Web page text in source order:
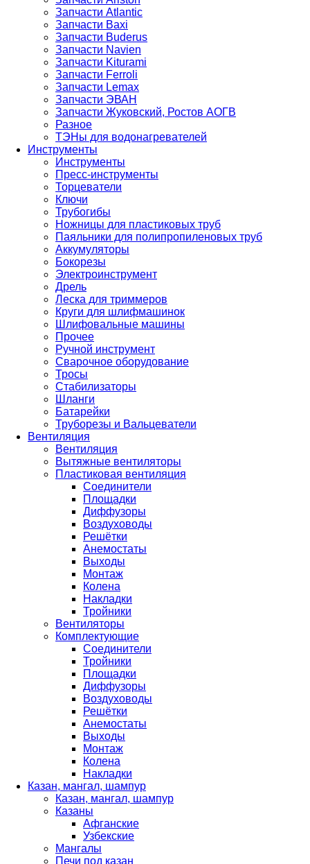
Запчасти Atlantic
Запчасти Baxi
Запчасти Buderus
Запчасти Navien
Запчасти Kiturami
Запчасти Ferroli
Запчасти Lemax
Запчасти ЭВАН
Запчасти Жуковский, Ростов АОГВ
Разное
ТЭНы для водонагревателей
Инструменты
Инструменты
Пресс-инструменты
Торцеватели
Ключи
Трубогибы
Ножницы для пластиковых труб
Паяльники для полипропиленовых труб
Аккумуляторы
Бокорезы
Электроинструмент
Дрель
Леска для триммеров
Круги для шлифмашинок
Шлифовальные машины
Прочее
Ручной инструмент
Сварочное оборудование
Тросы
Стабилизаторы
Шланги
Батарейки
Труборезы и Вальцеватели
Вентиляция
Вентиляция
Вытяжные вентиляторы
Пластиковая вентиляция
Соединители
Площадки
Диффузоры
Воздуховоды
Решётки
Анемостаты
Выходы
Монтаж
Колена
Накладки
Тройники
Вентиляторы
Комплектующие
Соединители
Тройники
Площадки
Диффузоры
Воздуховоды
Решётки
Анемостаты
Выходы
Монтаж
Колена
Накладки
Казан, мангал, шампур
Казан, мангал, шампур
Казаны
Афганские
Узбекские
Мангалы
Печи под казан